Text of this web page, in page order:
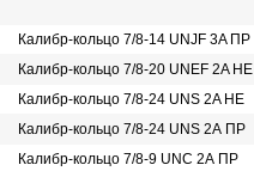
Калибр-кольцо 7/8-14 UNJF 3A ПР
Калибр-кольцо 7/8-20 UNEF 2A НЕ
Калибр-кольцо 7/8-24 UNS 2A НЕ
Калибр-кольцо 7/8-24 UNS 2А ПР
Калибр-кольцо 7/8-9 UNC 2А ПР